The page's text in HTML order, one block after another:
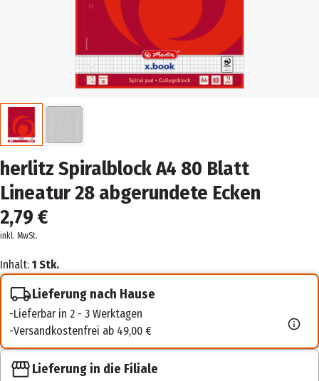
herlitz Spiralblock A4 80 Blatt
Lineatur 28 abgerundete Ecken
2,79 €
inkl. MwSt.
Inhalt: 1 Stk.
Lieferung nach Hause
Lieferbar in 2 - 3 Werktagen
Versandkostenfrei ab 49,00 €
Lieferung in die Filiale